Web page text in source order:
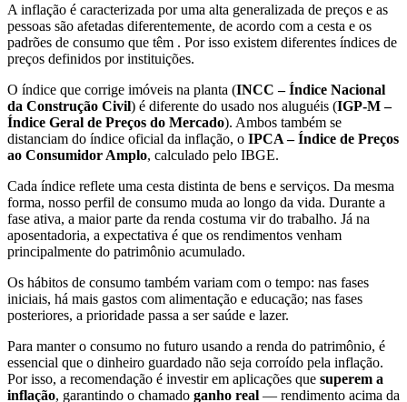
A inflação é caracterizada por uma alta generalizada de preços e as
pessoas são afetadas diferentemente, de acordo com a cesta e os
padrões de consumo que têm . Por isso existem diferentes índices de
preços definidos por instituições.
O índice que corrige imóveis na planta (INCC – Índice Nacional
da Construção Civil) é diferente do usado nos aluguéis (IGP-M –
Índice Geral de Preços do Mercado). Ambos também se
distanciam do índice oficial da inflação, o IPCA – Índice de Preços
ao Consumidor Amplo, calculado pelo IBGE.
Cada índice reflete uma cesta distinta de bens e serviços. Da mesma
forma, nosso perfil de consumo muda ao longo da vida. Durante a
fase ativa, a maior parte da renda costuma vir do trabalho. Já na
aposentadoria, a expectativa é que os rendimentos venham
principalmente do patrimônio acumulado.
Os hábitos de consumo também variam com o tempo: nas fases
iniciais, há mais gastos com alimentação e educação; nas fases
posteriores, a prioridade passa a ser saúde e lazer.
Para manter o consumo no futuro usando a renda do patrimônio, é
essencial que o dinheiro guardado não seja corroído pela inflação.
Por isso, a recomendação é investir em aplicações que superem a
inflação, garantindo o chamado ganho real — rendimento acima da